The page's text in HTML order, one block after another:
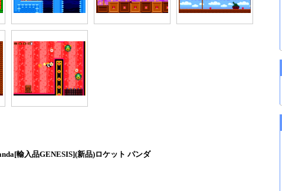
輸入品GENESIS](新品)ロケット パンダ